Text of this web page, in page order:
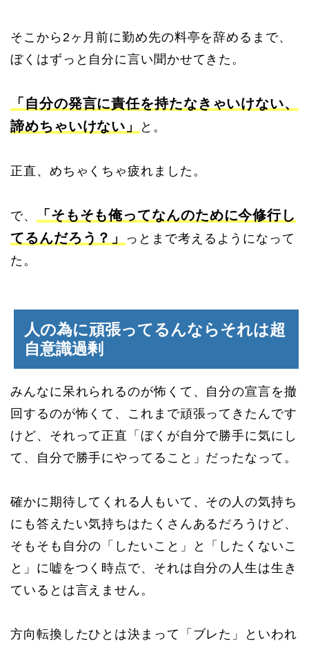
そこから2ヶ月前に勤め先の料亭を辞めるまで、
ぼくはずっと自分に言い聞かせてきた。
「自分の発言に責任を持たなきゃいけない、
諦めちゃいけない」
と。
正直、めちゃくちゃ疲れました。
で、
「そもそも俺ってなんのために今修行し
てるんだろう？」
っとまで考えるようになって
た。
人の為に頑張ってるんならそれは超
自意識過剰
みんなに呆れられるのが怖くて、自分の宣言を撤
回するのが怖くて、これまで頑張ってきたんです
けど、それって正直「ぼくが自分で勝手に気にし
て、自分で勝手にやってること」だったなって。
確かに期待してくれる人もいて、その人の気持ち
にも答えたい気持ちはたくさんあるだろうけど、
そもそも自分の「したいこと」と「したくないこ
と」に嘘をつく時点で、それは自分の人生は生き
ているとは言えません。
方向転換したひとは決まって「ブレた」といわれ